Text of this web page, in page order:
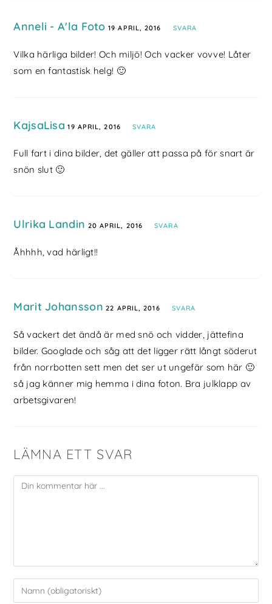
Anneli - A'la Foto 19 APRIL, 2016 SVARA
Vilka härliga bilder! Och miljö! Och vacker vovve! Låter
som en fantastisk helg! 🙂
KajsaLisa 19 APRIL, 2016 SVARA
Full fart i dina bilder, det gäller att passa på för snart är
snön slut 🙂
Ulrika Landin 20 APRIL, 2016 SVARA
Åhhhh, vad härligt!!
Marit Johansson 22 APRIL, 2016 SVARA
Så vackert det ändå är med snö och vidder, jättefina
bilder. Googlade och såg att det ligger rätt långt söderut
från norrbotten sett men det ser ut ungefär som här 🙂
så jag känner mig hemma i dina foton. Bra julklapp av
arbetsgivaren!
LÄMNA ETT SVAR